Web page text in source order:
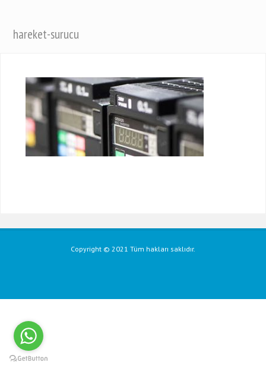
hareket-surucu
Copyright © 2021 Tüm hakları saklıdır.